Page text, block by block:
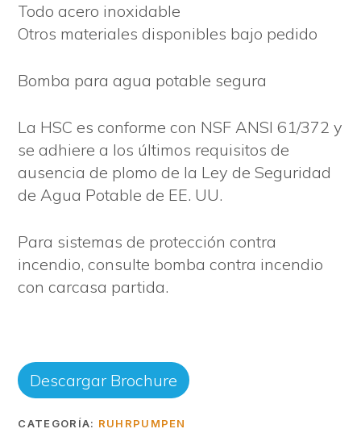
Todo acero inoxidable
Otros materiales disponibles bajo pedido
Bomba para agua potable segura
La HSC es conforme con NSF ANSI 61/372 y
se adhiere a los últimos requisitos de
ausencia de plomo de la Ley de Seguridad
de Agua Potable de EE. UU.
Para sistemas de protección contra
incendio, consulte bomba contra incendio
con carcasa partida.
Descargar Brochure
CATEGORÍA: RUHRPUMPEN